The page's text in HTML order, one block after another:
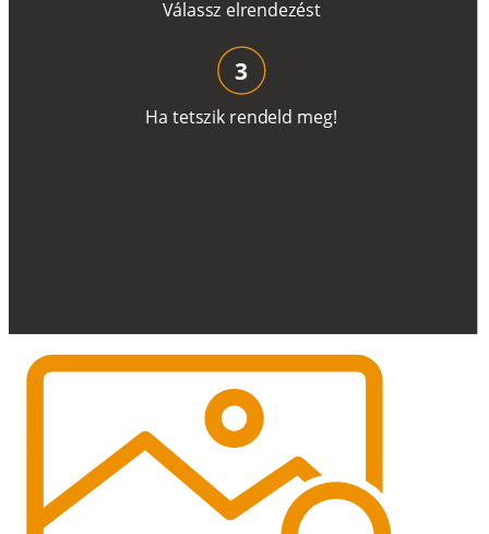
Válassz elrendezést
Ha tetszik rendeld meg!
3